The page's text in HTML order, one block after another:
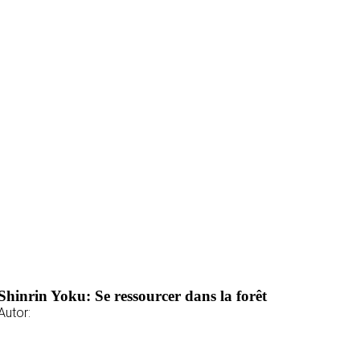
Yoku: Se ressourcer dans la forêt